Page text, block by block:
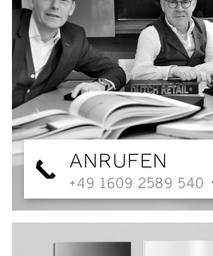
ANRUFEN
+49 1609 2589 540